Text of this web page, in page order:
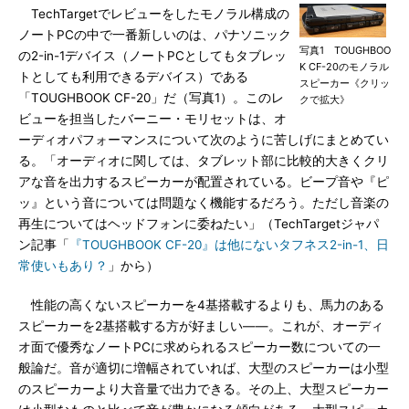
写真1 TOUGHBOO
K CF-20のモノラル
スピーカー《クリッ
クで拡大》
TechTargetでレビューをしたモノラル構成の
ノートPCの中で一番新しいのは、パナソニック
の2-in-1デバイス（ノートPCとしてもタブレッ
トとしても利用できるデバイス）である
「TOUGHBOOK CF-20」だ（写真1）。このレ
ビューを担当したバーニー・モリセットは、オ
ーディオパフォーマンスについて次のように苦しげにまとめてい
る。「オーディオに関しては、タブレット部に比較的大きくクリ
アな音を出力するスピーカーが配置されている。ビープ音や『ピ
ッ』という音については問題なく機能するだろう。ただし音楽の
再生についてはヘッドフォンに委ねたい」（TechTargetジャパ
ン記事「
『TOUGHBOOK CF-20』は他にないタフネス2-in-1、日
常使いもあり？ 」から）
性能の高くないスピーカーを4基搭載するよりも、馬力のある
スピーカーを2基搭載する方が好ましい――。これが、オーディ
オ面で優秀なノートPCに求められるスピーカー数についての一
般論だ。音が適切に増幅されていれば、大型のスピーカーは小型
のスピーカーより大音量で出力できる。その上、大型スピーカー